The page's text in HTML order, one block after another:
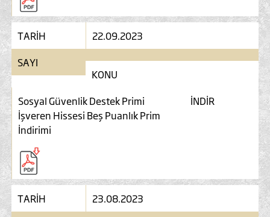
TARİH
22.09.2023
SAYI
KONU
Sosyal Güvenlik Destek Primi
İşveren Hissesi Beş Puanlık Prim
İndirimi
İNDİR
TARİH
23.08.2023